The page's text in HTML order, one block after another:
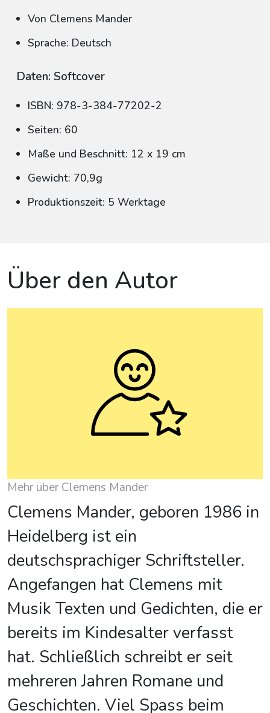
Von Clemens Mander
Sprache: Deutsch
Daten: Softcover
ISBN: 978-3-384-77202-2
Seiten: 60
Maße und Beschnitt: 12 x 19 cm
Gewicht: 70,9g
Produktionszeit: 5 Werktage
Über den Autor
Mehr über Clemens Mander
Clemens Mander, geboren 1986 in
Heidelberg ist ein
deutschsprachiger Schriftsteller.
Angefangen hat Clemens mit
Musik Texten und Gedichten, die er
bereits im Kindesalter verfasst
hat. Schließlich schreibt er seit
mehreren Jahren Romane und
Geschichten. Viel Spass beim